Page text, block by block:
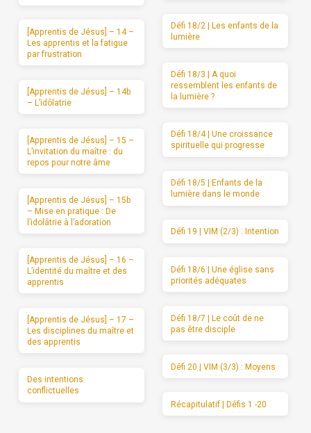
[Apprentis de Jésus] – 14 –
Les apprentis et la fatigue
par frustration
[Apprentis de Jésus] – 14b
– L’idôlatrie
[Apprentis de Jésus] – 15 –
L’invitation du maître : du
repos pour notre âme
[Apprentis de Jésus] – 15b
– Mise en pratique : De
l’idolâtrie à l’adoration
[Apprentis de Jésus] – 16 –
L’identité du maître et des
apprentis
[Apprentis de Jésus] – 17 –
Les disciplines du maître et
des apprentis
Des intentions
conflictuelles
Défi 18/2 | Les enfants de la
lumière
Défi 18/3 | A quoi
ressemblent les enfants de
la lumière ?
Défi 18/4 | Une croissance
spirituelle qui progresse
Défi 18/5 | Enfants de la
lumière dans le monde
Défi 19 | VIM (2/3) : Intention
Défi 18/6 | Une église sans
priorités adéquates
Défi 18/7 | Le coût de ne
pas être disciple
Défi 20 | VIM (3/3) : Moyens
Récapitulatif | Défis 1 -20